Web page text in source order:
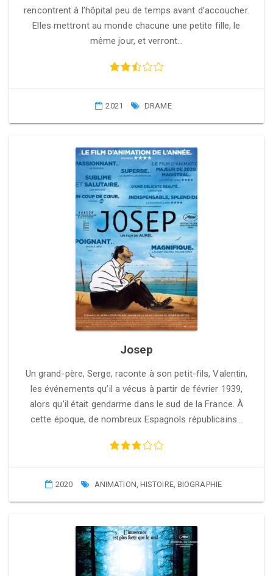
rencontrent à l’hôpital peu de temps avant d’accoucher.
Elles mettront au monde chacune une petite fille, le
même jour, et verront…
2021 DRAME
Josep
Un grand-père, Serge, raconte à son petit-fils, Valentin,
les événements qu’il a vécus à partir de février 1939,
alors qu’il était gendarme dans le sud de la France. À
cette époque, de nombreux Espagnols républicains…
2020 ANIMATION, HISTOIRE, BIOGRAPHIE